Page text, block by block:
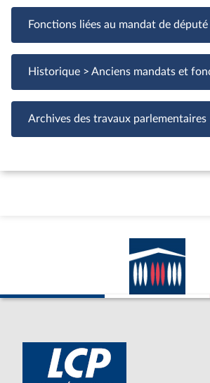
Fonctions liées au mandat de député
Fonctions liées au mandat de
Historique > Anciens mandats et
Archives des travaux parlementaires